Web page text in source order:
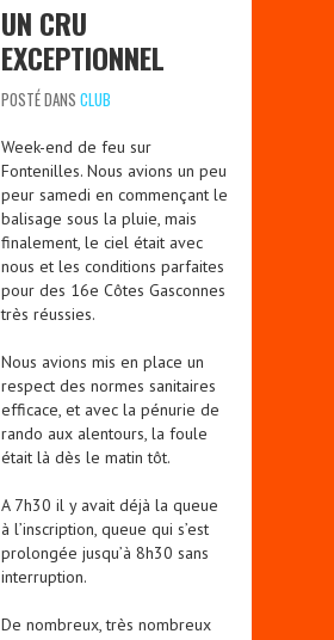
UN CRU
EXCEPTIONNEL
POSTÉ DANS CLUB
Week-end de feu sur
Fontenilles. Nous avions un peu
peur samedi en commençant le
balisage sous la pluie, mais
finalement, le ciel était avec
nous et les conditions parfaites
pour des 16e Côtes Gasconnes
très réussies.
Nous avions mis en place un
respect des normes sanitaires
efficace, et avec la pénurie de
rando aux alentours, la foule
était là dès le matin tôt.
A 7h30 il y avait déjà la queue
à l’inscription, queue qui s’est
prolongée jusqu’à 8h30 sans
interruption.
De nombreux, très nombreux